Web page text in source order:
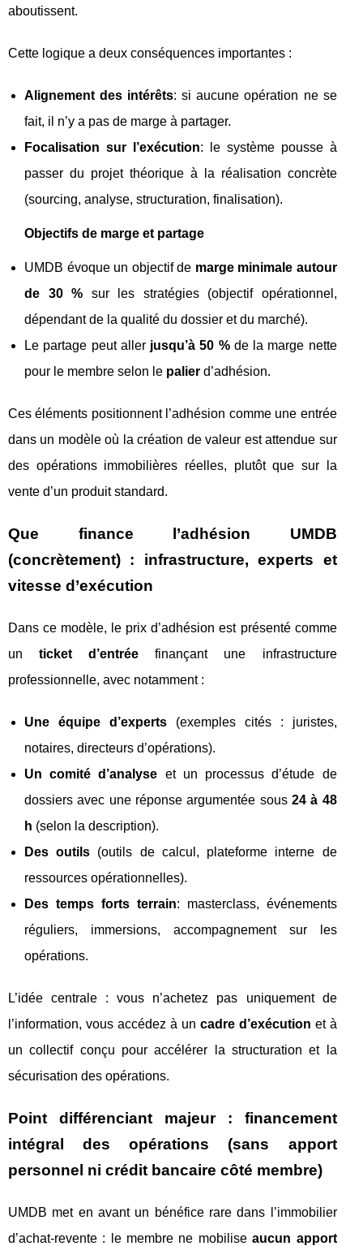
aboutissent.
Cette logique a deux conséquences importantes :
Alignement des intérêts: si aucune opération ne se
fait, il n’y a pas de marge à partager.
Focalisation sur l’exécution: le système pousse à
passer du projet théorique à la réalisation concrète
(sourcing, analyse, structuration, finalisation).
Objectifs de marge et partage
UMDB évoque un objectif de marge minimale autour
de 30 % sur les stratégies (objectif opérationnel,
dépendant de la qualité du dossier et du marché).
Le partage peut aller jusqu’à 50 %de la marge nette
pour le membre selon le palier d’adhésion.
Ces éléments positionnent l’adhésion comme une entrée
dans un modèle où la création de valeur est attendue sur
des opérations immobilières réelles, plutôt que sur la
vente d’un produit standard.
Que finance l’adhésion UMDB
(concrètement) : infrastructure, experts et
vitesse d’exécution
Dans ce modèle, le prix d’adhésion est présenté comme
unticket d’entrée finançant une infrastructure
professionnelle, avec notamment :
Une équipe d’experts(exemples cités : juristes,
notaires, directeurs d’opérations).
Un comité d’analyse et un processus d’étude de
dossiers avec une réponse argumentée sous 24 à 48
h (selon la description).
Des outils (outils de calcul, plateforme interne de
ressources opérationnelles).
Des temps forts terrain: masterclass, événements
réguliers, immersions, accompagnement sur les
opérations.
L’idée centrale : vous n’achetez pas uniquement de
l’information, vous accédez à un cadre d’exécution et à
un collectif conçu pour accélérer la structuration et la
sécurisation des opérations.
Point différenciant majeur : financement
intégral des opérations (sans apport
personnel ni crédit bancaire côté membre)
UMDB met en avant un bénéfice rare dans l’immobilier
d’achat-revente : le membre ne mobiliseaucun apport